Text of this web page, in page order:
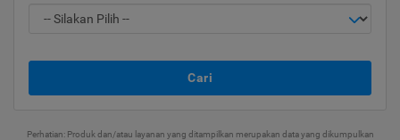
Cari
Perhatian: Produk dan/atau layanan yang ditampilkan merupakan data yang dikumpulkan